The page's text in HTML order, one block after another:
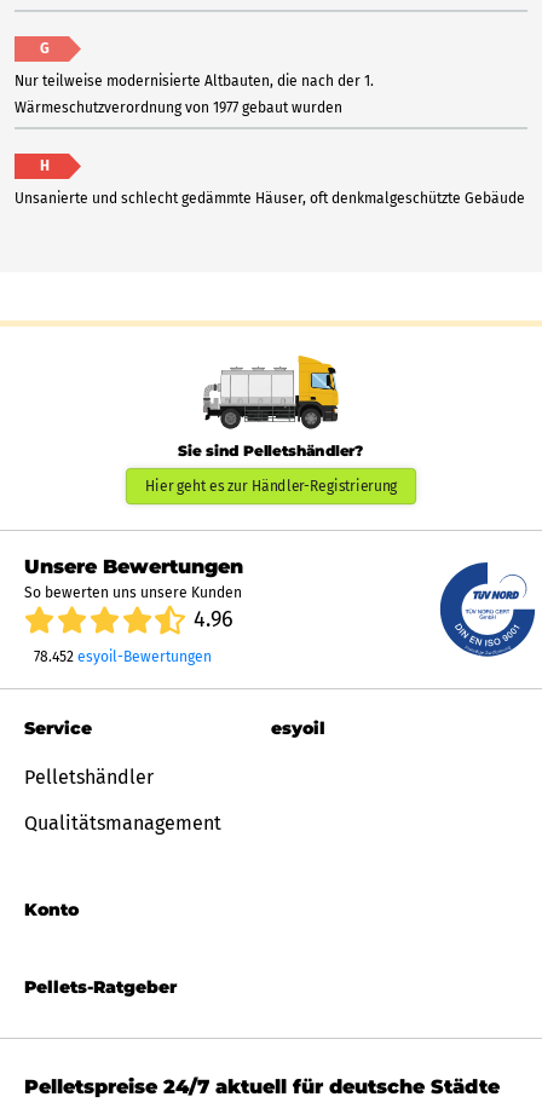
G
Nur teilweise modernisierte Altbauten, die nach der 1.
Wärmeschutzverordnung von 1977 gebaut wurden
H
Unsanierte und schlecht gedämmte Häuser, oft denkmalgeschützte Gebäude
Sie sind Pelletshändler?
Hier geht es zur Händler-Registrierung
Unsere Bewertungen
So bewerten uns unsere Kunden
4.96
78.452 esyoil-Bewertungen
Pellets-Ratgeber
Service
Pelletshändler
Qualitätsmanagement
Konto
esyoil
Pelletspreise 24/7 aktuell für deutsche Städte